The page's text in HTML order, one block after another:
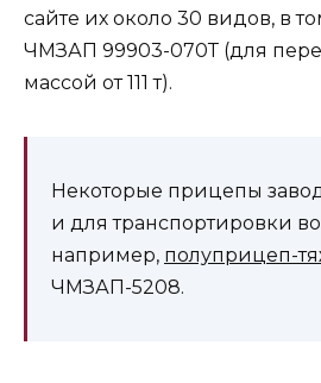
сайте их около 30 видов, в
ЧМЗАП 99903-070Т (для
массой от 111 т).
Некоторые прицепы
и для транспортировки
например, полуприцеп-
ЧМЗАП-5208.